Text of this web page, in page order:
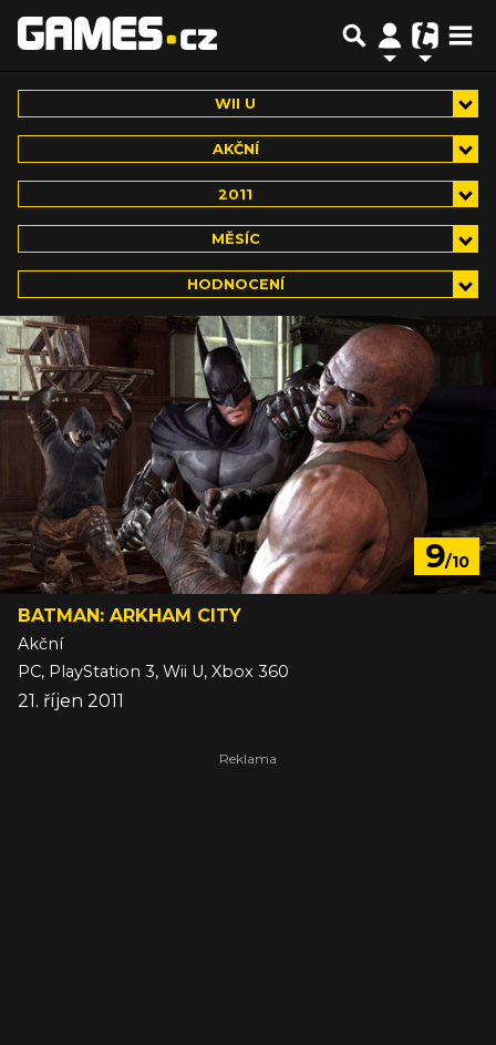
WII U
AKČNÍ
2011
MĚSÍC
HODNOCENÍ
9/10
BATMAN: ARKHAM CITY
Akční
PC, PlayStation 3, Wii U, Xbox 360
21. říjen 2011